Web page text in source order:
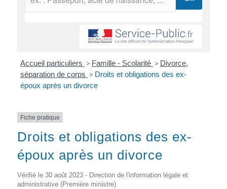
Accueil particuliers > Famille - Scolarité > Divorce,
séparation de corps > Droits et obligations des ex-
époux après un divorce
Fiche pratique
Droits et obligations des ex-
époux après un divorce
Vérifié le 30 août 2023 - Direction de l'information légale et
administrative (Première ministre)